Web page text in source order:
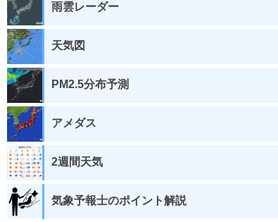
雨雲レーダー
天気図
PM2.5分布予測
アメダス
2週間天気
気象予報士のポイント解説